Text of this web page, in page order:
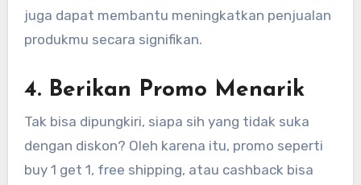
juga dapat membantu meningkatkan penjualan
produkmu secara signifikan.
4. Berikan Promo Menarik
Tak bisa dipungkiri, siapa sih yang tidak suka
dengan diskon? Oleh karena itu, promo seperti
buy 1 get 1, free shipping, atau cashback bisa